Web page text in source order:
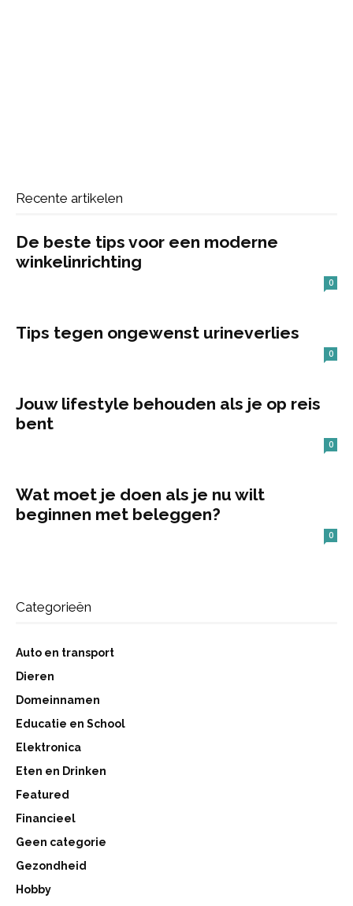
Recente artikelen
De beste tips voor een moderne
winkelinrichting
0
Tips tegen ongewenst urineverlies
0
Jouw lifestyle behouden als je op reis
bent
0
Wat moet je doen als je nu wilt
beginnen met beleggen?
0
Categorieën
Auto en transport
Dieren
Domeinnamen
Educatie en School
Elektronica
Eten en Drinken
Featured
Financieel
Geen categorie
Gezondheid
Hobby